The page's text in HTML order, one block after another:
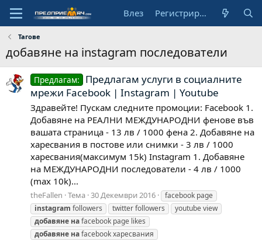
Влез Регистрирай се
Тагове
добавяне на instagram последователи
Предлагам:
Предлагам услуги в социалните
мрежи Facebook | Instagram | Youtube
Здравейте! Пускам следните промоции: Facebook 1.
Добавяне на РЕАЛНИ МЕЖДУНАРОДНИ фенове във
вашата страница - 13 лв / 1000 фена 2. Добавяне на
харесвания в постове или снимки - 3 лв / 1000
харесвания(максимум 15k) Instagram 1. Добавяне
на МЕЖДУНАРОДНИ последователи - 4 лв / 1000
(max 10k)...
theFallen Тема 30 Декември 2016
facebook page
instagram followers twitter followers
youtube view
добавяне наfacebook page likes
добавяне наfacebook харесвания